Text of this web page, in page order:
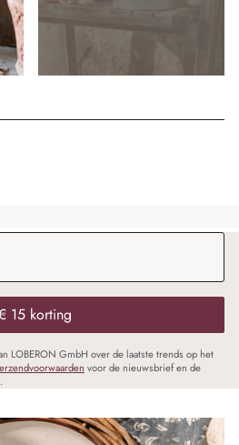
15 korting
LOBERON GmbH over de laatste trends op het
voor de nieuwsbrief en de
.